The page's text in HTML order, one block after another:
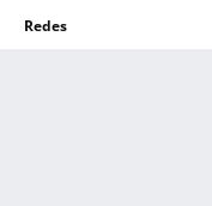
Redes